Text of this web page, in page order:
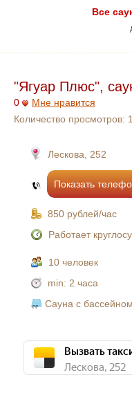
Все
"Ягуар Плюс",
0
Мне нравится
Количество просмотров:
Лескова, 252
Показать
850 рублей/час
Работает
10 человек
min: 2 часа
Сауна с бассейном
Вызвать
Лескова, 252